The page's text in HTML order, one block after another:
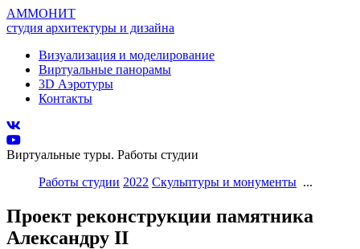
АММОНИТ
студия архитектуры и дизайна
Визуализация и моделирование
Виртуальные панорамы
3D Аэротуры
Контакты
Виртуальные туры. Работы студии
Работы студии 2022 Скульптуры и монументы ...
Проект реконструкции памятника
Александру II